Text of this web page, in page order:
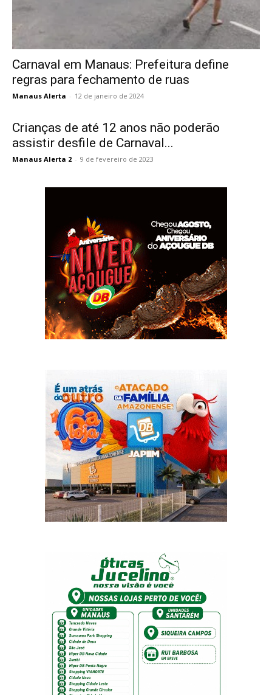
Carnaval em Manaus: Prefeitura define
regras para fechamento de ruas
Manaus Alerta - 12 de janeiro de 2024
Crianças de até 12 anos não poderão
assistir desfile de Carnaval...
Manaus Alerta 2 - 9 de fevereiro de 2023